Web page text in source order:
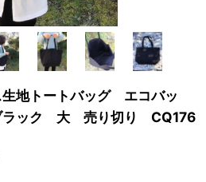
地トートバッグ エコバッ
ック 大 売り切り CQ176